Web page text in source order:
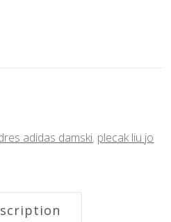
adidas damski, plecak liu jo